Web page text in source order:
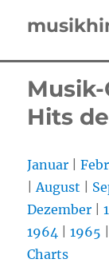
Musik-
Hits
Januar |
|August
Dezember |
1964 |1965
Charts